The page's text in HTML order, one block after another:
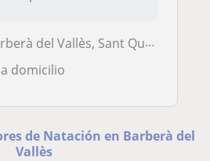
Sant Quirze del Vallès, Sant Cugat del V...
domicilio
de Natación en Barberà del
Vallès